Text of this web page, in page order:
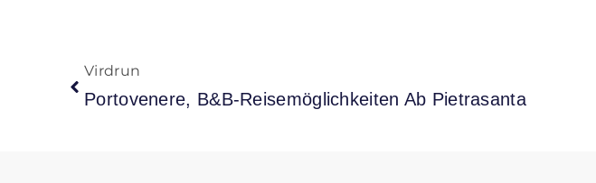
Virdrun
Portovenere, B&B-Reisemöglichkeiten Ab Pietrasanta